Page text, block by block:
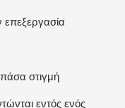
επεξεργασία
στιγμή
εντός ενός